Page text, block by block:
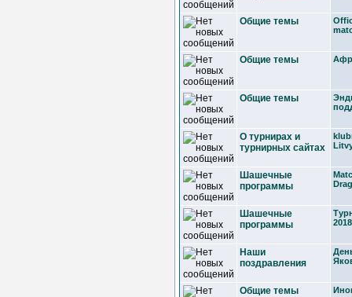
Общие темы
Общие темы
Общие темы
О турнирах и
турнирных сайтах
Шашечные
программы
Шашечные
программы
2018
Наши
поздравления
Общие темы